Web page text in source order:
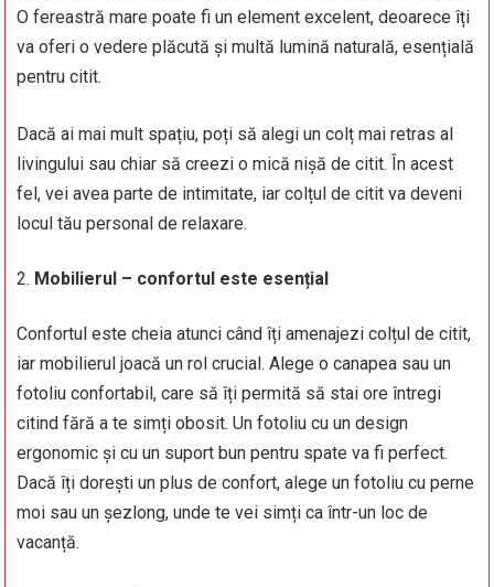
O fereastră mare poate fi un element excelent, deoarece îți
va oferi o vedere plăcută și multă lumină naturală, esențială
pentru citit.
Dacă ai mai mult spațiu, poți să alegi un colț mai retras al
livingului sau chiar să creezi o mică nișă de citit. În acest
fel, vei avea parte de intimitate, iar colțul de citit va deveni
locul tău personal de relaxare.
Mobilierul – confortul este esențial
Confortul este cheia atunci când îți amenajezi colțul de citit,
iar mobilierul joacă un rol crucial. Alege o canapea sau un
fotoliu confortabil, care să îți permită să stai ore întregi
citind fără a te simți obosit. Un fotoliu cu un design
ergonomic și cu un suport bun pentru spate va fi perfect.
Dacă îți dorești un plus de confort, alege un fotoliu cu perne
moi sau un șezlong, unde te vei simți ca într-un loc de
vacanță.